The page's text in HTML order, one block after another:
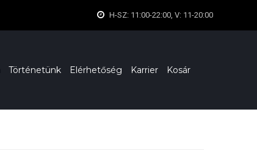
H-SZ: 11:00-22:00, V: 11-20:00
Történetünk Elérhetőség Karrier Kosár